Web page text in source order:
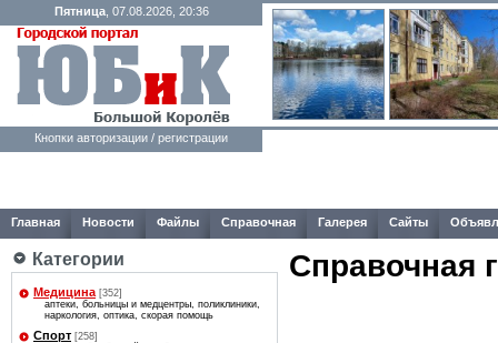
Пятница, 07.08.2026, 20:36
Кнопки авторизации / регистрации
Главная Новости Файлы Справочная Галерея Сайты
Категории
Медицина [352]
аптеки, больницы и медцентры, поликлиники,
наркология, оптика, скорая помощь
Спорт [258]
Справочная